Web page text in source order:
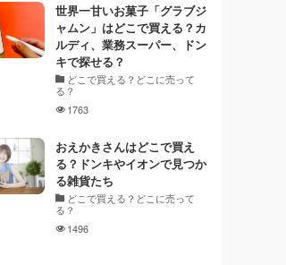
世界一甘いお菓子「グラブジ
ャムン」はどこで買える？カ
ルディ、業務スーパー、ドン
キで探せる？
どこで買える？どこに売って
る？
1763
おえかきさんはどこで買え
る？ドンキやイオンで見つか
る雑貨たち
どこで買える？どこに売って
る？
1496